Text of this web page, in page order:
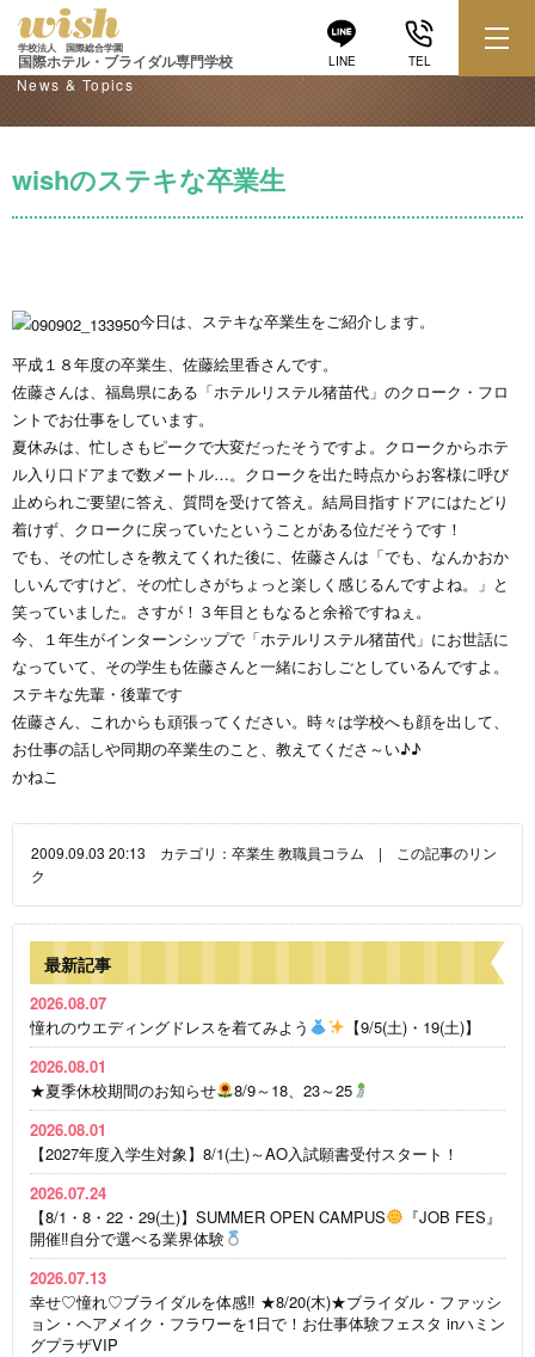
LINE TEL
学校法人 国際総合学園
国際ホテル・ブライダル専門学校
学校からのお知らせ
News & Topics
wishのステキな卒業生
今日は、ステキな卒業生をご紹介します。
平成１８年度の卒業生、佐藤絵里香さんです。
佐藤さんは、福島県にある「ホテルリステル猪苗代」のクローク・フロ
ントでお仕事をしています。
夏休みは、忙しさもピークで大変だったそうですよ。クロークからホテ
ル入り口ドアまで数メートル…。クロークを出た時点からお客様に呼び
止められご要望に答え、質問を受けて答え。結局目指すドアにはたどり
着けず、クロークに戻っていたということがある位だそうです！
でも、その忙しさを教えてくれた後に、佐藤さんは「でも、なんかおか
しいんですけど、その忙しさがちょっと楽しく感じるんですよね。」と
笑っていました。さすが！３年目ともなると余裕ですねぇ。
今、１年生がインターンシップで「ホテルリステル猪苗代」にお世話に
なっていて、その学生も佐藤さんと一緒におしごとしているんですよ。
ステキな先輩・後輩です
佐藤さん、これからも頑張ってください。時々は学校へも顔を出して、
お仕事の話しや同期の卒業生のこと、教えてくださ～い♪♪
かねこ
2009.09.03 20:13 カテゴリ： 卒業生 教職員コラム |
この記事のリン
ク
最新記事
2026.08.07
憧れのウエディングドレスを着てみよう
【9/5(土)・19(土)】
2026.08.01
★夏季休校期間のお知らせ
8/9～18、23～25
2026.08.01
【2027年度入学生対象】8/1(土)～AO入試願書受付スタート！
2026.07.24
【8/1・8・22・29(土)】SUMMER OPEN CAMPUS
『JOB FES』
開催‼自分で選べる業界体験
2026.07.13
幸せ♡憧れ♡ブライダルを体感‼ ★8/20(木)★ブライダル・ファッシ
ョン・ヘアメイク・フラワーを1日で！お仕事体験フェスタ inハミン
グプラザVIP